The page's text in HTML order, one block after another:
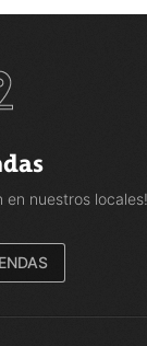
en nuestros locales!